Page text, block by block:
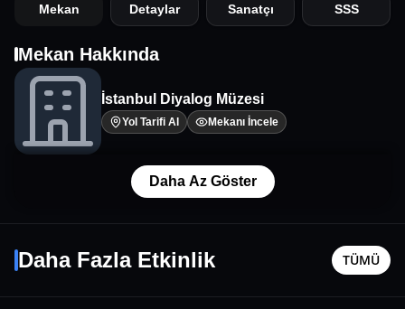
Mekan Detaylar Sanatçı SSS
Mekan Hakkında
İstanbul Diyalog Müzesi
Yol Tarifi Al Mekanı İncele
Daha Az Göster
Daha Fazla Etkinlik TÜMÜ
İstanbul
Hayal Kahvesi Aqua Florya
15
İstanbul